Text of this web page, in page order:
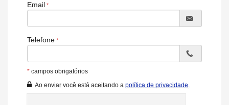
Acessibilidade para PNE
Email
Telefone
* campos obrigatórios
Ao enviar você está aceitando a política de privacidade